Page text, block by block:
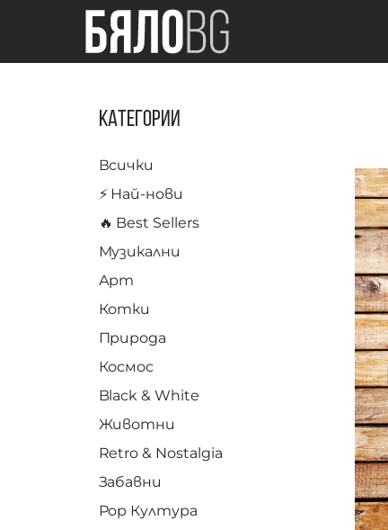
Категории
Всички
⚡️ Най-нови
🔥 Best Sellers
Музикални
Арт
Котки
Природа
Космос
Black & White
Животни
Retro & Nostalgia
Забавни
Pop Култура